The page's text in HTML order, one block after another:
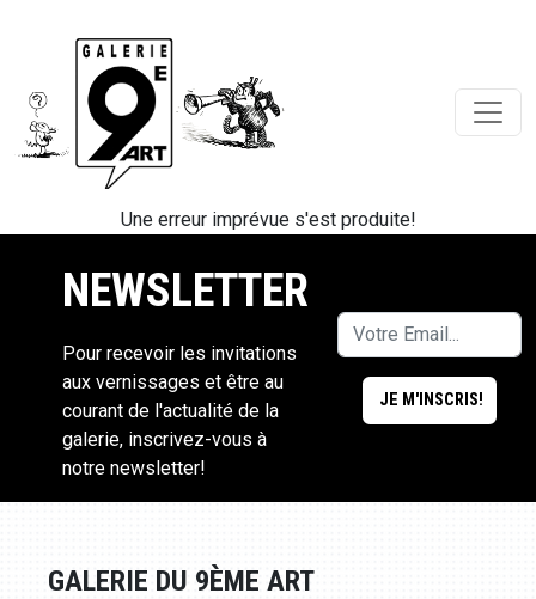
Une erreur imprévue s'est produite!
NEWSLETTER
Pour recevoir les invitations
aux vernissages et être au
courant de l'actualité de la
galerie, inscrivez-vous à
notre newsletter!
GALERIE DU 9ÈME ART